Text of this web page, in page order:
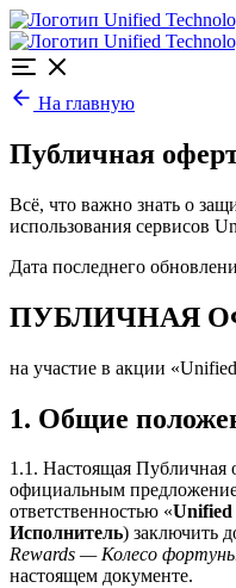
На главную
Публичная
Всё, что важно знать о
использования сервисов
Дата последнего
ПУБЛИЧНАЯ
на участие в акции
1. Общие
1.1. Настоящая Публичная
официальным
ответственностью «Unified
Исполнитель) заключить
Rewards — Колесо
настоящем документе.